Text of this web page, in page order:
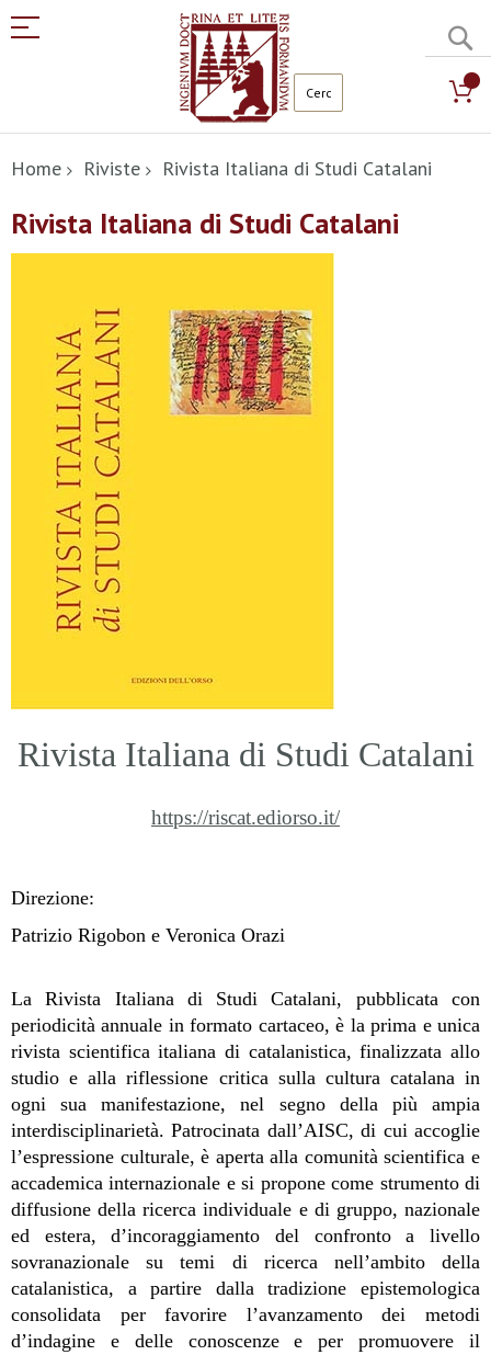
al
contenuto
Home Riviste Rivista Italiana di Studi Catalani
Rivista Italiana di Studi Catalani
Rivista Italiana di Studi Catalani
https://riscat.ediorso.it/
Direzione:
Patrizio Rigobon e Veronica Orazi
La Rivista Italiana di Studi Catalani, pubblicata con
periodicità annuale in formato cartaceo, è la prima e unica
rivista scientifica italiana di catalanistica, finalizzata allo
studio e alla riflessione critica sulla cultura catalana in
ogni sua manifestazione, nel segno della più ampia
interdisciplinarietà. Patrocinata dall’AISC, di cui accoglie
l’espressione culturale, è aperta alla comunità scientifica e
accademica internazionale e si propone come strumento di
diffusione della ricerca individuale e di gruppo, nazionale
ed estera, d’incoraggiamento del confronto a livello
sovranazionale su temi di ricerca nell’ambito della
catalanistica, a partire dalla tradizione epistemologica
consolidata per favorire l’avanzamento dei metodi
d’indagine e delle conoscenze e per promuovere il